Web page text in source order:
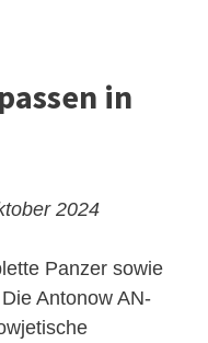
in
2024
Panzer sowie
Antonow AN-